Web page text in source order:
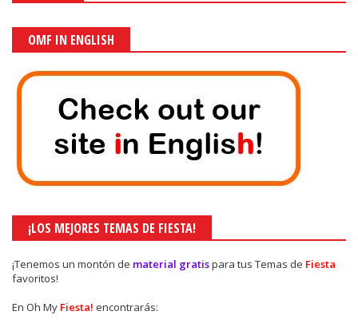
OMF IN ENGLISH
¡LOS MEJORES TEMAS DE FIESTA!
¡Tenemos un montón de material gratispara tus Temas de Fiesta
favoritos!
En Oh My Fiesta! encontrarás: